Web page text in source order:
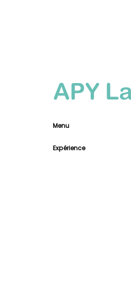
Menu
Expérience